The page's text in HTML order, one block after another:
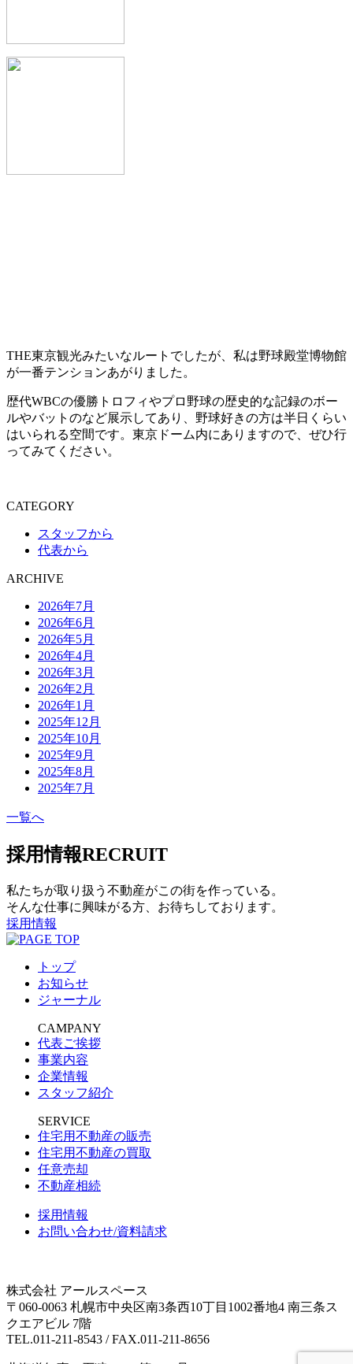
THE東京観光みたいなルートでしたが、私は野球殿堂博物館
が一番テンションあがりました。
歴代WBCの優勝トロフィやプロ野球の歴史的な記録のボー
ルやバットのなど展示してあり、野球好きの方は半日くらい
はいられる空間です。東京ドーム内にありますので、ぜひ行
ってみてください。
CATEGORY
スタッフから
代表から
ARCHIVE
2026年7月
2026年6月
2026年5月
2026年4月
2026年3月
2026年2月
2026年1月
2025年12月
2025年10月
2025年9月
2025年8月
2025年7月
一覧へ
採用情報RECRUIT
私たちが取り扱う不動産がこの街を作っている。
そんな仕事に興味がる方、お待ちしております。
採用情報
トップ
お知らせ
ジャーナル
CAMPANY
代表ご挨拶
事業内容
企業情報
スタッフ紹介
SERVICE
住宅用不動産の販売
住宅用不動産の買取
任意売却
不動産相続
採用情報
お問い合わせ/資料請求
株式会社 アールスペース
〒060-0063 札幌市中央区南3条西10丁目1002番地4 南三条ス
クエアビル 7階
TEL.011-211-8543 / FAX.011-211-8656